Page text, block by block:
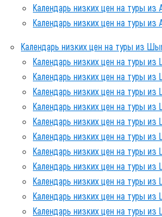
Календарь низких цен на туры из
Календарь низких цен на туры из
Календарь низких цен на туры из
Календарь низких цен на туры
Календарь низких цен на туры
Календарь низких цен на туры
Календарь низких цен на туры
Календарь низких цен на туры
Календарь низких цен на туры
Календарь низких цен на туры
Календарь низких цен на туры из
Календарь низких цен на туры
Календарь низких цен на туры
Календарь низких цен на туры